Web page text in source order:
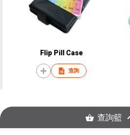
Flip Pill Case
查詢
查詢籃